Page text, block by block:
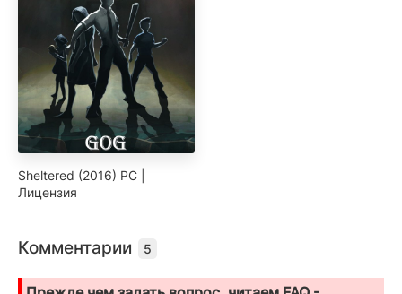
Sheltered (2016) PC |
Лицензия
Комментарии 5